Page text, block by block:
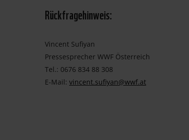
Rückfragehinweis:
Vincent Sufiyan
Pressesprecher WWF Österreich
Tel.: 0676 834 88 308
E-Mail: vincent.sufiyan@wwf.at